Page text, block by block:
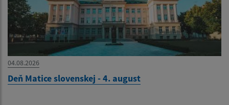
04.08.2026
Deň Matice slovenskej - 4. august